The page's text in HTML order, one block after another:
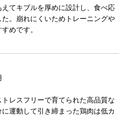
てキブルを厚めに設計し、食べ応
。崩れにくいためトレーニングや
めです。
レスフリーで育てられた高品質な
運動して引き締まった鶏肉は低カ